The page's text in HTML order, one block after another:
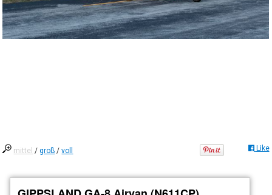
mittel /groß /voll Like